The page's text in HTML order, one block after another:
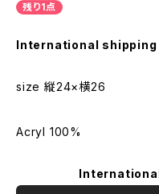
残り1点
International shipping
size 縦24×横26
Acryl 100%